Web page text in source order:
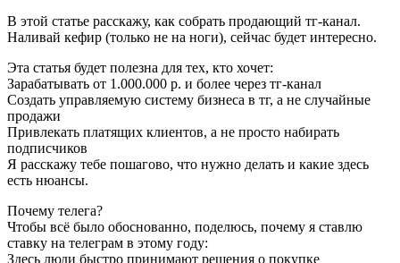
В этой статье расскажу, как собрать продающий тг-канал.
Наливай кефир (только не на ноги), сейчас будет интересно.
Эта статья будет полезна для тех, кто хочет:
Зарабатывать от 1.000.000 р. и более через тг-канал
Создать управляемую систему бизнеса в тг, а не случайные
продажи
Привлекать платящих клиентов, а не просто набирать
подписчиков
Я расскажу тебе пошагово, что нужно делать и какие здесь
есть нюансы.
Почему телега?
Чтобы всё было обоснованно, поделюсь, почему я ставлю
ставку на телеграм в этому году:
Здесь люди быстро принимают решения о покупке